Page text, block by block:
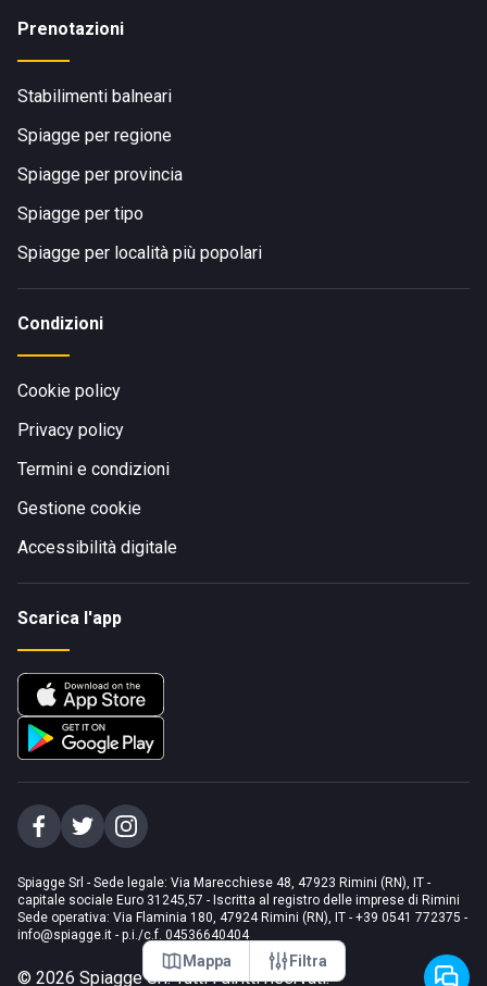
Mappa Filtra
Prenotazioni
Stabilimenti balneari
Spiagge per regione
Spiagge per provincia
Spiagge per tipo
Spiagge per località più popolari
Condizioni
Cookie policy
Privacy policy
Termini e condizioni
Gestione cookie
Accessibilità digitale
Scarica l'app
Spiagge Srl - Sede legale: Via Marecchiese 48, 47923 Rimini (RN), IT -
capitale sociale Euro 31245,57 - Iscritta al registro delle imprese di Rimini
Sede operativa: Via Flaminia 180, 47924 Rimini (RN), IT - +39 0541 772375 -
info@spiagge.it - p.i./c.f. 04536640404
© 2026 Spiagge Srl. Tutti i diritti riservati.